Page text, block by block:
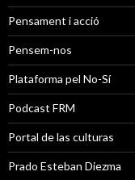
Pensament i acció
Pensem-nos
Plataforma pel No-Sí
Podcast FRM
Portal de las culturas
Prado Esteban Diezma